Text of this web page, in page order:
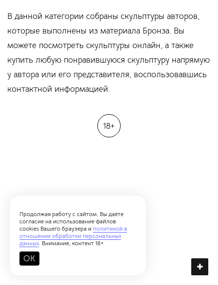
В данной категории собраны скульптуры авторов,
которые выполнены из материала Бронза. Вы
можете посмотреть скульптуры онлайн, а также
купить любую понравившуюся скульптуру напрямую
у автора или его представителя, воспользовавшись
контактной информацией.
18+
Продолжая работу с сайтом, Вы даёте
согласие на использование файлов
cookies Вашего браузера и политикой в
отношении обработки персональных
данных. Внимание, контент 18+
OK